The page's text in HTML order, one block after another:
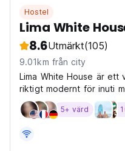
Hostel
Lima White
8.6Utmärkt(105)
9.01km från city
Lima White House är ett
riktigt modernt för inuti
utrymmen, som en gård,
våningen och vårt stora
5+ värd